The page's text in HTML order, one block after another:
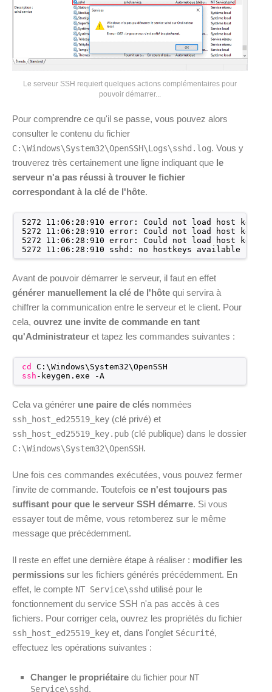
Le serveur SSH requiert quelques actions complémentaires pour
pouvoir démarrer...
Pour comprendre ce qu'il se passe, vous pouvez alors
consulter le contenu du fichier
C:\Windows\System32\OpenSSH\Logs\sshd.log. Vous y
trouverez très certainement une ligne indiquant que le
serveur n'a pas réussi à trouver le fichier
correspondant à la clé de l'hôte.
5272 11:06:28:910 error: Could not load host key: ./
5272 11:06:28:910 error: Could not load host key: ./
5272 11:06:28:910 error: Could not load host key: ./
5272 11:06:28:910 sshd: no hostkeys available --
Avant de pouvoir démarrer le serveur, il faut en effet
générer manuellement la clé de l'hôte qui servira à
chiffrer la communication entre le serveur et le client. Pour
cela, ouvrez une invite de commande en tant
qu'Administrateur et tapez les commandes suivantes :
cd
C:\Windows\System32\OpenSSH
ssh -keygen.exe -A
Cela va générer une paire de clés nommées
ssh_host_ed25519_key (clé privé) et
ssh_host_ed25519_key.pub (clé publique) dans le dossier
C:\Windows\System32\OpenSSH.
Une fois ces commandes exécutées, vous pouvez fermer
l'invite de commande. Toutefois ce n'est toujours pas
suffisant pour que le serveur SSH démarre. Si vous
essayer tout de même, vous retomberez sur le même
message que précédemment.
Il reste en effet une dernière étape à réaliser : modifier les
permissions sur les fichiers générés précédemment. En
effet, le compte NT Service\sshd utilisé pour le
fonctionnement du service SSH n'a pas accès à ces
fichiers. Pour corriger cela, ouvrez les propriétés du fichier
ssh_host_ed25519_key et, dans l'onglet Sécurité,
effectuez les opérations suivantes :
Changer le propriétaire du fichier pour NT
Service\sshd.